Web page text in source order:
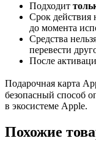
Подходит
Срок действия
до момента
Средства
перевести
После
Подарочная карта
безопасный способ
в экосистеме Apple.
Похожие